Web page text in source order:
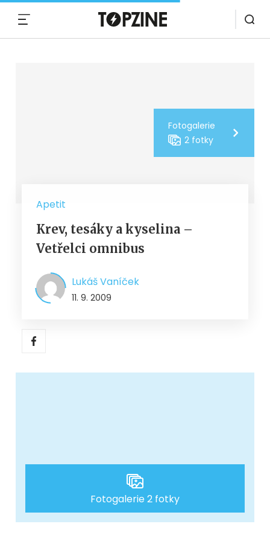
Fotogalerie
2 fotky
Apetit
Krev, tesáky a kyselina –
Vetřelci omnibus
Lukáš Vaníček
11. 9. 2009
Fotogalerie 2 fotky